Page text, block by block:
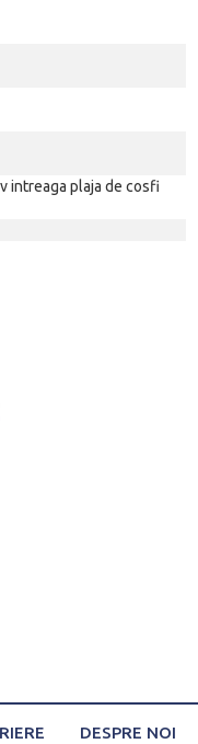
intreaga plaja de cosfi
DESPRE NOI